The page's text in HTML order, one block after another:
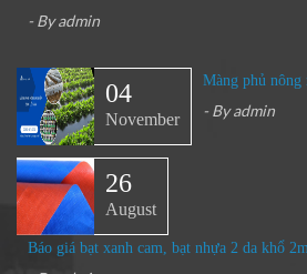
- Byadmin
04
November
Màng phủ nông
- Byadmin
26
August
Báo giá bạt xanh cam, bạt nhựa 2 da khổ